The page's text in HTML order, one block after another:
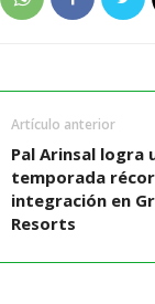
Artículo anterior
Pal Arinsal logra
temporada
integración en
Resorts